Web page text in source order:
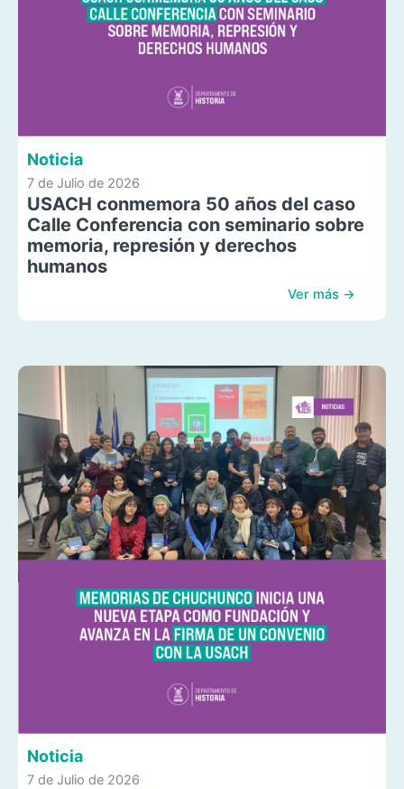
Noticia
7 de Julio de 2026
USACH conmemora 50 años del caso
Calle Conferencia con seminario sobre
memoria, represión y derechos
humanos
Ver más →
Noticia
7 de Julio de 2026